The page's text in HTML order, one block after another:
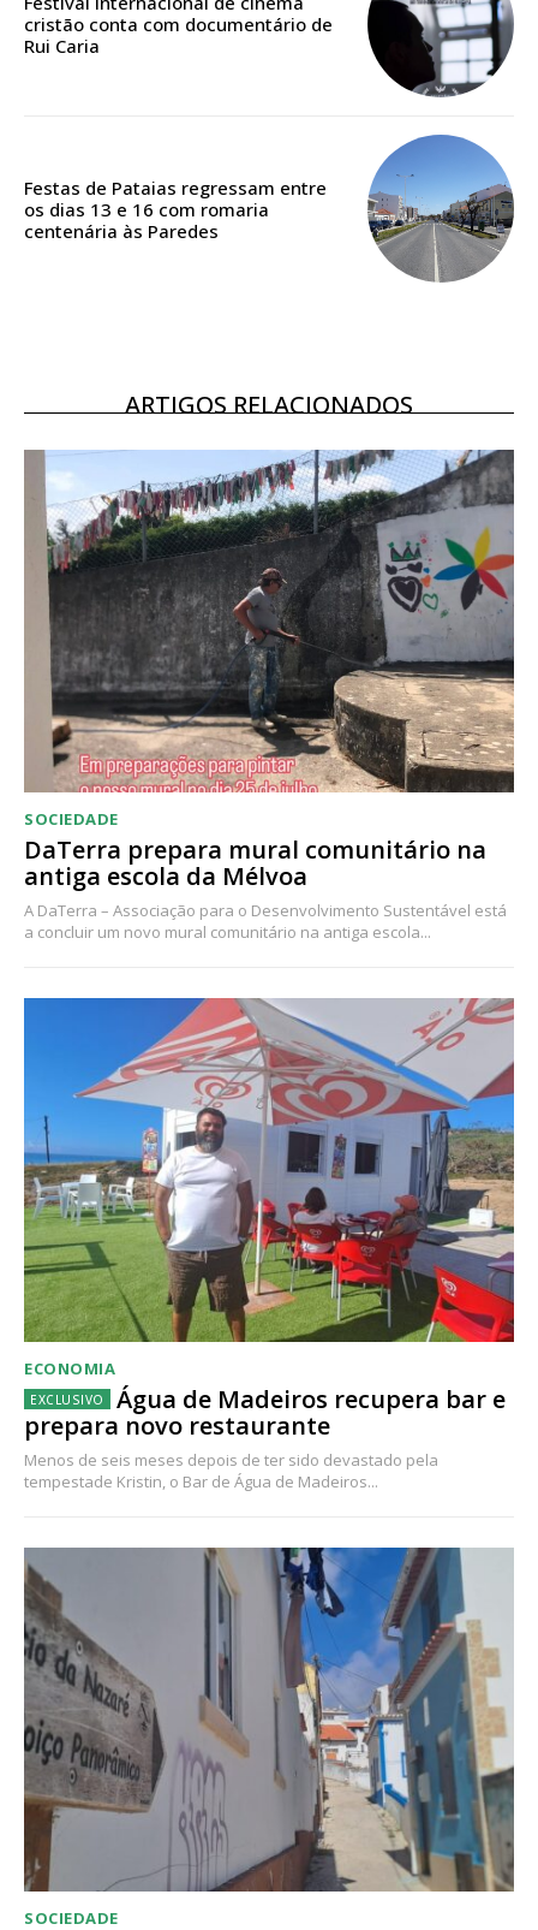
casa
Acesso aos conteúdos Exclusivos para
Escolha o plano
16€
12 meses
Acesso ao conteúdo online
Acesso aos conteúdos Exclusivos para
assinantes
Ofertas para assinatura anual
Escolha o plano
cristão conta com documentário de
Rui Caria
Festas de Pataias regressam entre
os dias 13 e 16 com romaria
centenária às Paredes
ARTIGOS RELACIONADOS
SOCIEDADE
DaTerra prepara mural comunitário na
antiga escola da Mélvoa
A DaTerra – Associação para o Desenvolvimento Sustentável está
a concluir um novo mural comunitário na antiga escola...
ECONOMIA
Água de Madeiros recupera bar e
prepara novo restaurante
Menos de seis meses depois de ter sido devastado pela
tempestade Kristin, o Bar de Água de Madeiros...
SOCIEDADE